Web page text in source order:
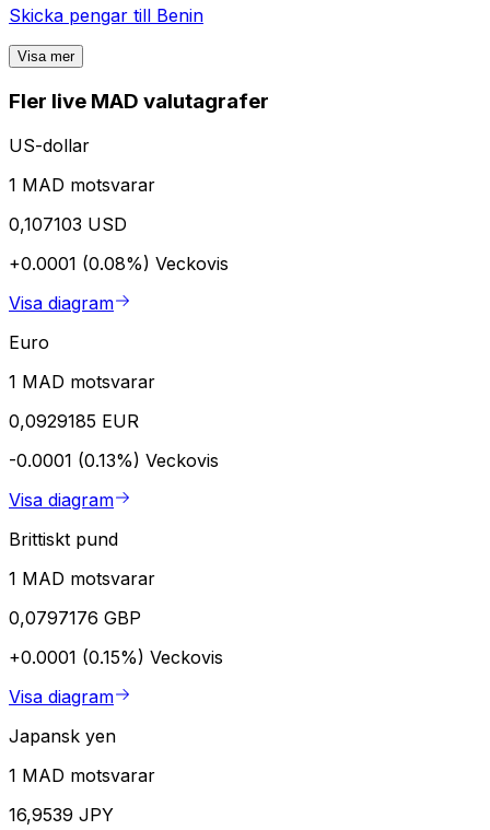
Skicka pengar till Benin
Visa mer
Fler live MAD valutagrafer
US-dollar
1 MAD motsvarar
0,107103 USD
+0.0001 (0.08%) Veckovis
Visa diagram
Euro
1 MAD motsvarar
0,0929185 EUR
-0.0001 (0.13%) Veckovis
Visa diagram
Brittiskt pund
1 MAD motsvarar
0,0797176 GBP
+0.0001 (0.15%) Veckovis
Visa diagram
Japansk yen
1 MAD motsvarar
16,9539 JPY